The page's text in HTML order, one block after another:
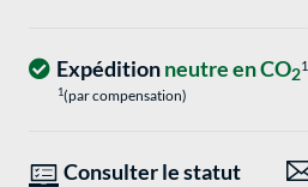
Expéditionneutre en CO21
1(par compensation)
Consulter le statut